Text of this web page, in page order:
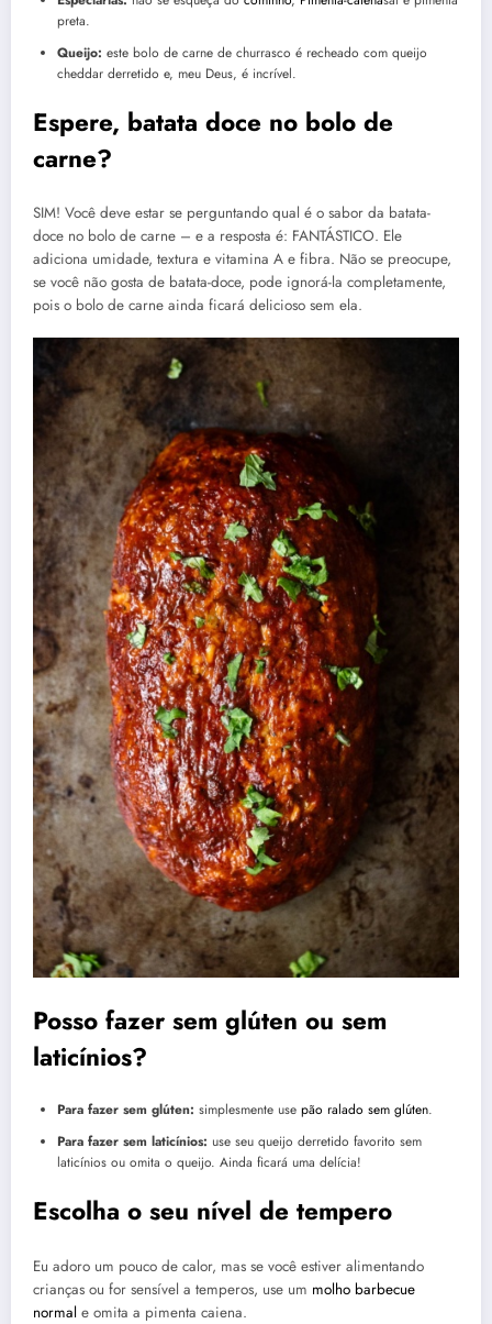
preta.
Queijo: este bolo de carne de churrasco é recheado com queijo
cheddar derretido e, meu Deus, é incrível.
Espere, batata doce no bolo de
carne?
SIM! Você deve estar se perguntando qual é o sabor da batata-
doce no bolo de carne – e a resposta é: FANTÁSTICO. Ele
adiciona umidade, textura e vitamina A e fibra. Não se preocupe,
se você não gosta de batata-doce, pode ignorá-la completamente,
pois o bolo de carne ainda ficará delicioso sem ela.
Posso fazer sem glúten ou sem
laticínios?
Para fazer sem glúten: simplesmente use pão ralado sem glúten.
Para fazer sem laticínios: use seu queijo derretido favorito sem
laticínios ou omita o queijo. Ainda ficará uma delícia!
Escolha o seu nível de tempero
Eu adoro um pouco de calor, mas se você estiver alimentando
crianças ou for sensível a temperos, use um molho barbecue
normal e omita a pimenta caiena.